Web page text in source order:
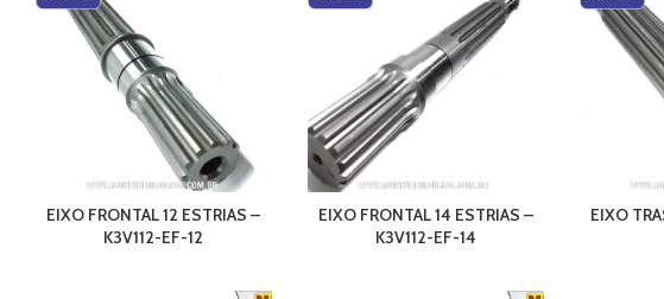
EIXO FRONTAL 12 ESTRIAS –
K3V112-EF-12
EIXO FRONTAL 14 ESTRIAS –
K3V112-EF-14
EIXO